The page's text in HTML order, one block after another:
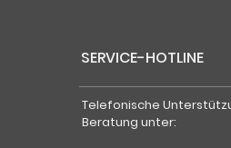
SERVICE-HOTLINE
Telefonische
Beratung unter: